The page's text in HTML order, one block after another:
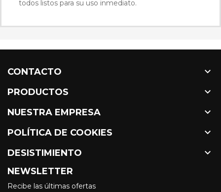
todos listos para su uso inmediato.
CONTACTO 
PRODUCTOS 
NUESTRA EMPRESA 
POLÍTICA DE COOKIES 
DESISTIMIENTO 
NEWSLETTER
Recibe las últimas ofertas